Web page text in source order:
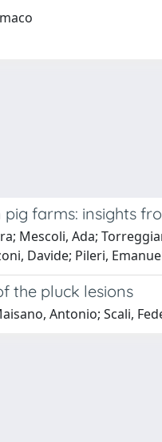
farms: insights
Mescoli, Ada;
Davide; Pileri,
the pluck lesions
Antonio; Scali,